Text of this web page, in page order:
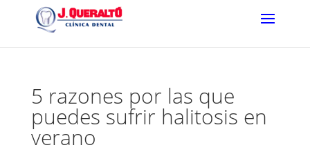
5 razones por las que
puedes sufrir halitosis en
verano